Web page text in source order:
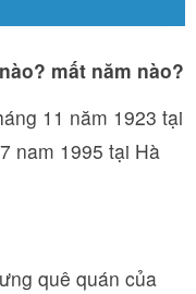
mất năm nào?
11 năm 1923 tại
nam 1995 tại Hà
quê quán của